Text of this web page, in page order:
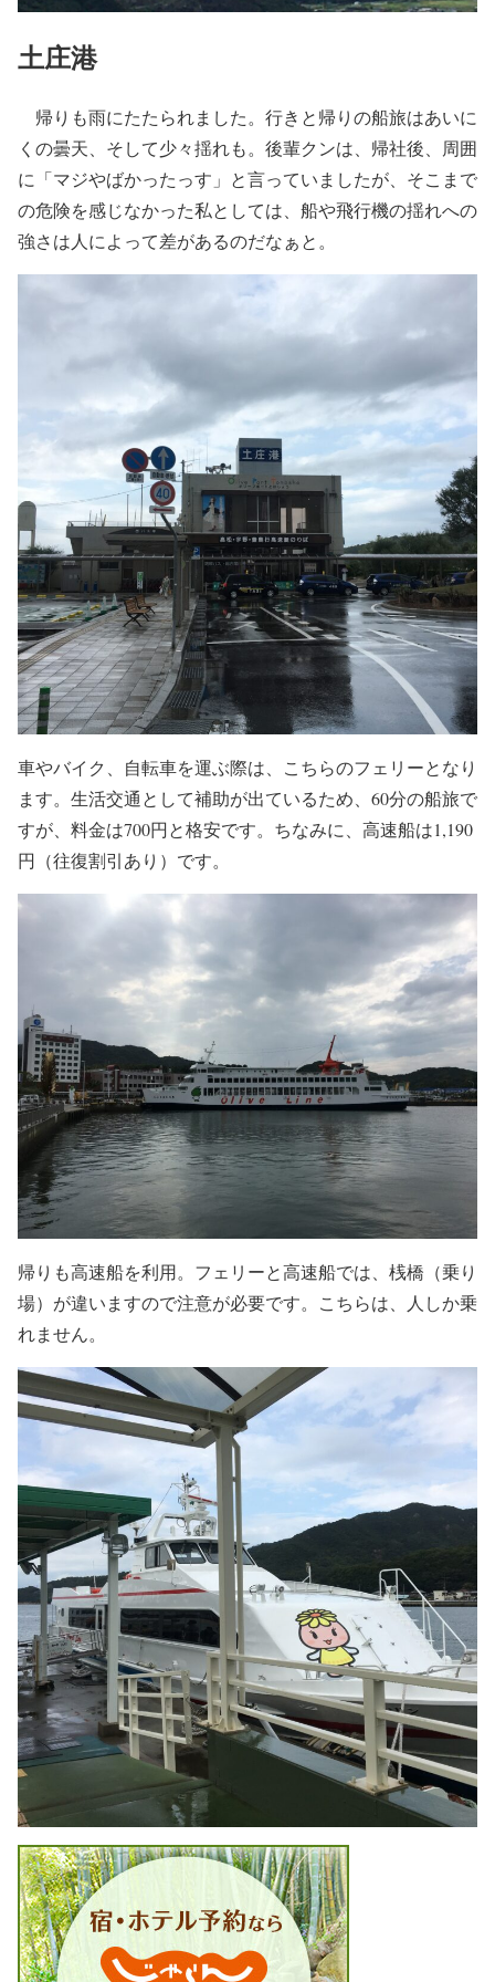
土庄港
帰りも雨にたたられました。行きと帰りの船旅はあいに
くの曇天、そして少々揺れも。後輩クンは、帰社後、周囲
に「マジやばかったっす」と言っていましたが、そこまで
の危険を感じなかった私としては、船や飛行機の揺れへの
強さは人によって差があるのだなぁと。
車やバイク、自転車を運ぶ際は、こちらのフェリーとなり
ます。生活交通として補助が出ているため、60分の船旅で
すが、料金は700円と格安です。ちなみに、高速船は1,190
円（往復割引あり）です。
帰りも高速船を利用。フェリーと高速船では、桟橋（乗り
場）が違いますので注意が必要です。こちらは、人しか乗
れません。